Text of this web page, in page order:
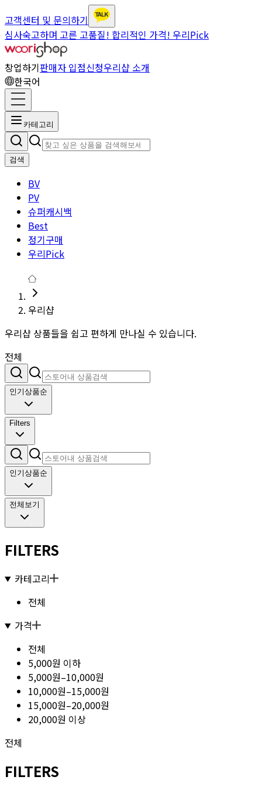
고객센터 및 문의하기
심사숙고하며 고른 고품질! 합리적인 가격! 우리Pick
창업하기판매자 입점신청우리샵 소개
한국어
카테고리
검색
BV
PV
슈퍼캐시백
Best
정기구매
우리Pick
우리샵
우리샵 상품들을 쉽고 편하게 만나실 수 있습니다.
전체
인기상품순
Filters
인기상품순
전체보기
FILTERS
카테고리
전체
가격
전체
5,000원 이하
5,000원–10,000원
10,000원–15,000원
15,000원–20,000원
20,000원 이상
전체
FILTERS